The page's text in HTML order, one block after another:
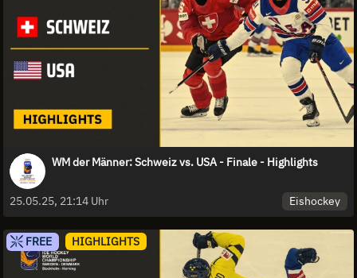
WM der Männer: Schweiz vs. USA - Finale - Highlights
25.05.25, 21:14 Uhr Eishockey
FREE HIGHLIGHTS